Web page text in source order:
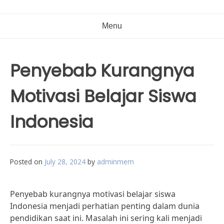
Menu
Penyebab Kurangnya
Motivasi Belajar Siswa
Indonesia
Posted on July 28, 2024 by adminmem
Penyebab kurangnya motivasi belajar siswa
Indonesia menjadi perhatian penting dalam dunia
pendidikan saat ini. Masalah ini sering kali menjadi